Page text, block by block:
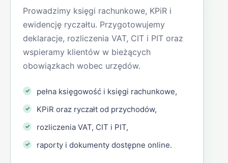
Prowadzimy księgi rachunkowe, KPiR i
ewidencję ryczałtu. Przygotowujemy
deklaracje, rozliczenia VAT, CIT i PIT oraz
wspieramy klientów w bieżących
obowiązkach wobec urzędów.
pełna księgowość i księgi rachunkowe,
KPiR oraz ryczałt od przychodów,
rozliczenia VAT, CIT i PIT,
raporty i dokumenty dostępne online.